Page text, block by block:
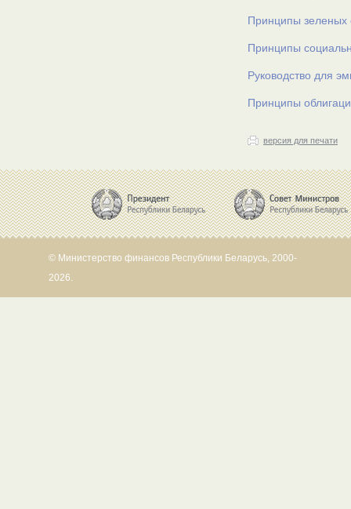
Принципы зеленых
Принципы
Руководство для
Принципы
версия для печати
© Министерство финансов Республики Беларусь, 2000-
2026.